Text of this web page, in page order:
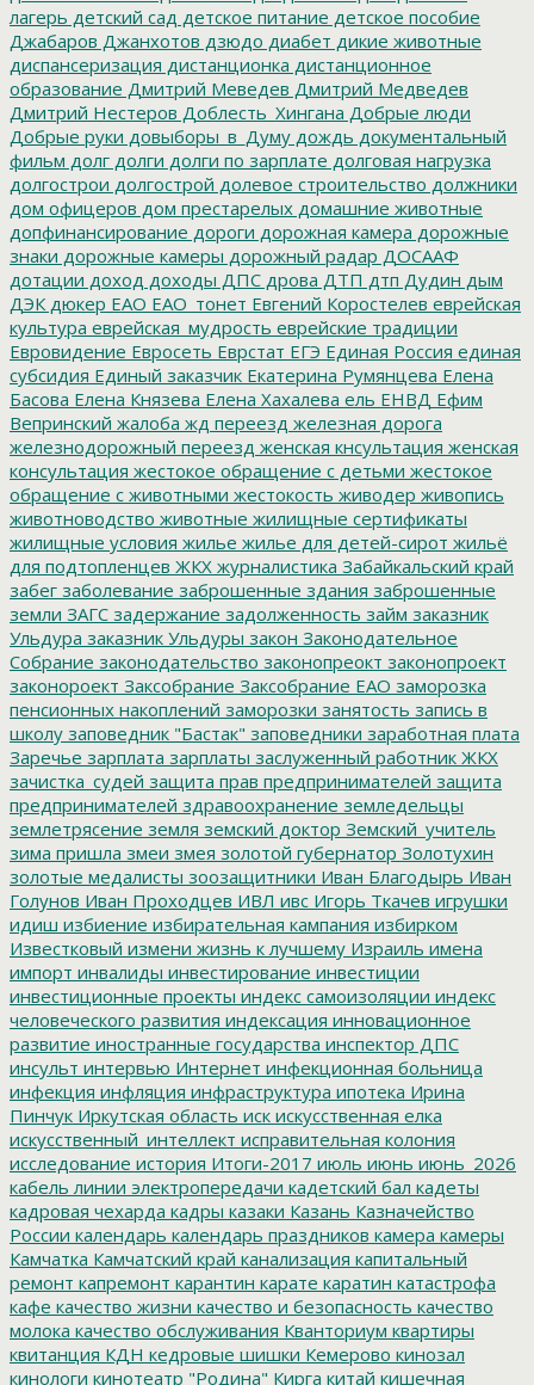
лагерь детский сад детское питание детское пособие
Джабаров Джанхотов дзюдо диабет дикие животные
диспансеризация дистанционка дистанционное
образование Дмитрий Меведев Дмитрий Медведев
Дмитрий Нестеров Доблесть_Хингана Добрые люди
Добрые руки довыборы_в_Думу дождь документальный
фильм долг долги долги по зарплате долговая нагрузка
долгострои долгострой долевое строительство должники
дом офицеров дом престарелых домашние животные
допфинансирование дороги дорожная камера дорожные
знаки дорожные камеры дорожный радар ДОСААФ
дотации доход доходы ДПС дрова ДТП дтп Дудин дым
ДЭК дюкер ЕАО ЕАО_тонет Евгений Коростелев еврейская
культура еврейская_мудрость еврейские традиции
Евровидение Евросеть Еврстат ЕГЭ Единая Россия единая
субсидия Единый заказчик Екатерина Румянцева Елена
Басова Елена Князева Елена Хахалева ель ЕНВД Ефим
Вепринский жалоба жд переезд железная дорога
железнодорожный переезд женская кнсультация женская
консультация жестокое обращение с детьми жестокое
обращение с животными жестокость живодер живопись
животноводство животные жилищные сертификаты
жилищные условия жилье жилье для детей-сирот жильё
для подтопленцев ЖКХ журналистика Забайкальский край
забег заболевание заброшенные здания заброшенные
земли ЗАГС задержание задолженность займ заказник
Ульдура заказник Ульдуры закон Законодательное
Собрание законодательство законопреокт законопроект
законороект Заксобрание Заксобрание ЕАО заморозка
пенсионных накоплений заморозки занятость запись в
школу заповедник "Бастак" заповедники заработная плата
Заречье зарплата зарплаты заслуженный работник ЖКХ
зачистка_судей защита прав предпринимателей защита
предпринимателей здравоохранение земледельцы
землетрясение земля земский доктор Земский_учитель
зима пришла змеи змея золотой губернатор Золотухин
золотые медалисты зоозащитники Иван Благодырь Иван
Голунов Иван Проходцев ИВЛ ивс Игорь Ткачев игрушки
идиш избиение избирательная кампания избирком
Известковый измени жизнь к лучшему Израиль имена
импорт инвалиды инвестирование инвестиции
инвестиционные проекты индекс самоизоляции индекс
человеческого развития индексация инновационное
развитие иностранные государства инспектор ДПС
инсульт интервью Интернет инфекционная больница
инфекция инфляция инфраструктура ипотека Ирина
Пинчук Иркутская область иск искусственная елка
искусственный_интеллект исправительная колония
исследование история Итоги-2017 июль июнь июнь_2026
кабель линии электропередачи кадетский бал кадеты
кадровая чехарда кадры казаки Казань Казначейство
России календарь календарь праздников камера камеры
Камчатка Камчатский край канализация капитальный
ремонт капремонт карантин карате каратин катастрофа
кафе качество жизни качество и безопасность качество
молока качество обслуживания Кванториум квартиры
квитанция КДН кедровые шишки Кемерово кинозал
кинологи кинотеатр "Родина" Кирга китай кишечная